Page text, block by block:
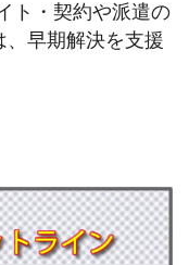
ト・契約や派遣の
早期解決を支援